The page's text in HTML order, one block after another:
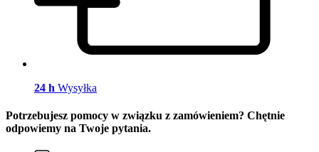
24 h Wysyłka
Potrzebujesz pomocy w związku z zamówieniem? Chętnie
odpowiemy na Twoje pytania.